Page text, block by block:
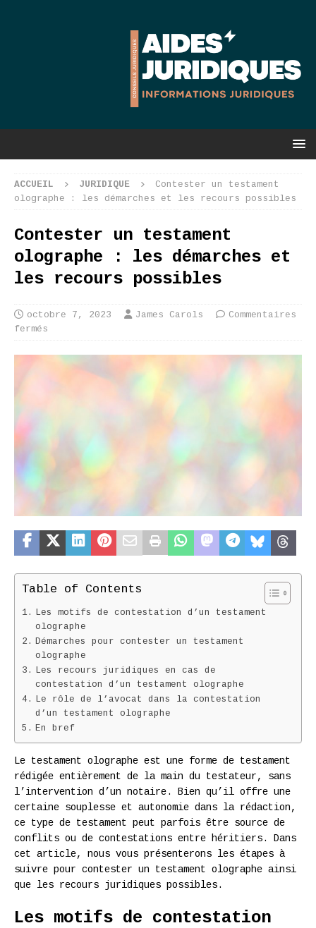
ACCUEIL JURIDIQUE
Contester un testament
olographe : les démarches et les recours possibles
Contester un testament
olographe : les démarches et
les recours possibles
octobre 7, 2023 James Carols
Commentaires
fermés
Table of Contents
Les motifs de contestation d’un testament
olographe
Démarches pour contester un testament
olographe
Les recours juridiques en cas de
contestation d’un testament olographe
Le rôle de l’avocat dans la contestation
d’un testament olographe
En bref
Le testament olographe est une forme de testament
rédigée entièrement de la main du testateur, sans
l’intervention d’un notaire. Bien qu’il offre une
certaine souplesse et autonomie dans la rédaction,
ce type de testament peut parfois être source de
conflits ou de contestations entre héritiers. Dans
cet article, nous vous présenterons les étapes à
suivre pour contester un testament olographe ainsi
que les recours juridiques possibles.
Les motifs de contestation